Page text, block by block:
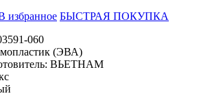
избранное БЫСТРАЯ ПОКУПКА
060
(ЭВА)
ВЬЕТНАМ